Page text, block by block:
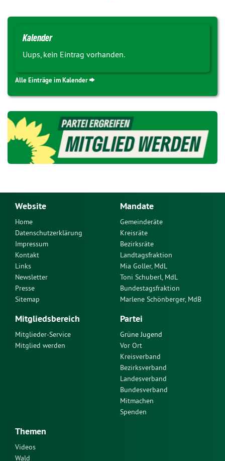
Kalender
Uups, kein Eintrag vorhanden.
Alle Einträge im Kalender
Website
Home
Datenschutzerklärung
Impressum
Kontakt
Links
Newsletter
Presse
Sitemap
Mandate
Gemeinderäte
Kreisräte
Bezirksräte
Landtagsfraktion
Mia Goller, MdL
Toni Schuberl, MdL
Bundestagsfraktion
Marlene Schönberger, MdB
Mitgliedsbereich
Mitglieder-Service
Mitglied werden
Partei
Grüne Jugend
Vor Ort
Kreisverband
Bezirksverband
Landesverband
Bundesverband
Mitmachen
Spenden
Themen
Videos
Wald